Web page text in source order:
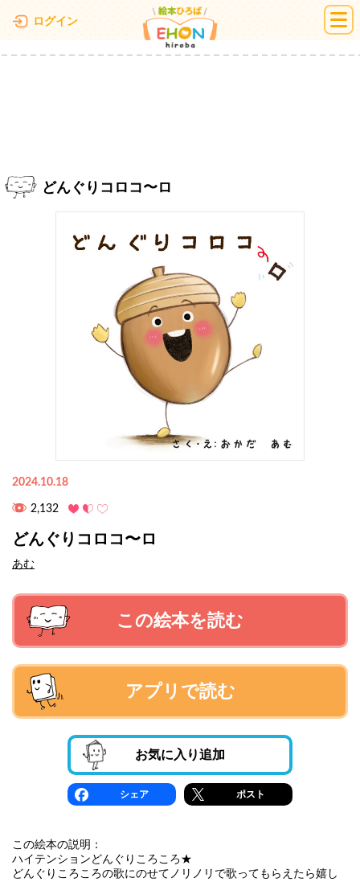
ログイン 絵本ひろば
どんぐりコロコ〜ロ
2024.10.18
2,132
どんぐりコロコ〜ロ
あむ
この絵本を読む
アプリで読む
お気に入り追加
シェア ポスト
この絵本の説明：
ハイテンションどんぐりころころ★
どんぐりころころの歌にのせてノリノリで歌ってもらえたら嬉し